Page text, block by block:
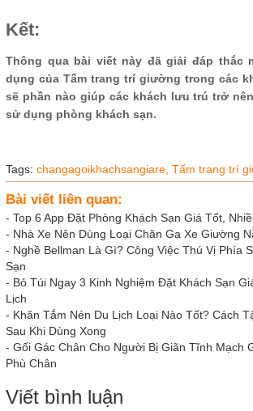
Kết:
Thông qua bài viết này đã giải đáp thắc
dụng của Tấm trang trí giường trong các
sẽ phần nào giúp các khách lưu trú trở
sử dụng phòng khách sạn.
Tags: changagoikhachsangiare, Tấm trang trí
Bài viết liên quan:
- Top 6 App Đặt Phòng Khách Sạn Giá Tốt,
- Nhà Xe Nên Dùng Loại Chăn Ga Xe Giường
- Nghề Bellman Là Gì? Công Việc Thú Vị Phía
Sạn
- Bỏ Túi Ngay 3 Kinh Nghiệm Đặt Khách Sạn
Lịch
- Khăn Tắm Nén Du Lịch Loại Nào Tốt? Cách
Sau Khi Dùng Xong
- Gối Gác Chân Cho Người Bị Giãn Tĩnh Mạch
Phù Chân
Viết bình luận